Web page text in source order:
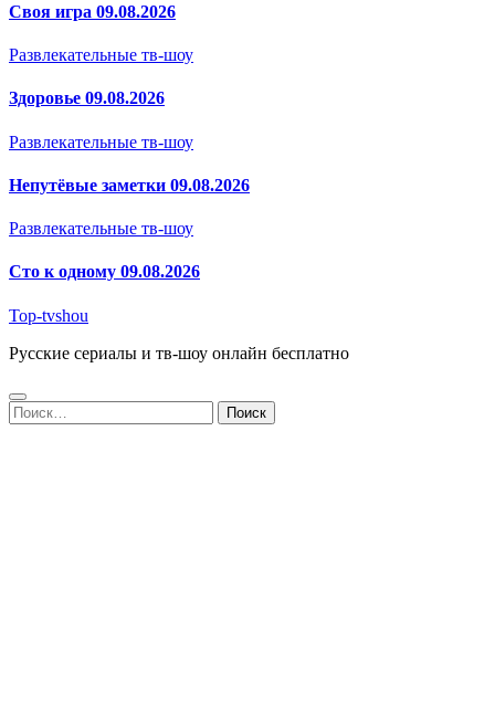
Своя игра 09.08.2026
Развлекательные тв-шоу
Здоровье 09.08.2026
Развлекательные тв-шоу
Непутёвые заметки 09.08.2026
Развлекательные тв-шоу
Сто к одному 09.08.2026
Top-tvshou
Русские сериалы и тв-шоу онлайн бесплатно
Найти: